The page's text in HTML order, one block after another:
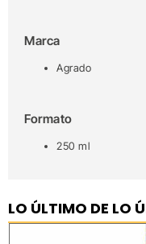
Marca
Agrado
Formato
250 ml
LO ÚLTIMO DE LO